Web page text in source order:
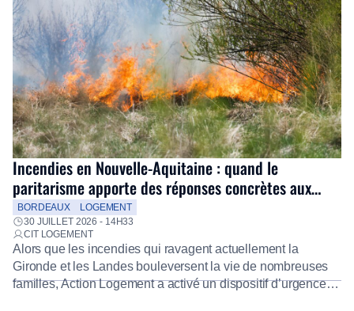
Incendies en Nouvelle-Aquitaine : quand le
paritarisme apporte des réponses concrètes aux
salariés
BORDEAUX
LOGEMENT
30 JUILLET 2026 - 14H33
CIT LOGEMENT
Alors que les incendies qui ravagent actuellement la
Gironde et les Landes bouleversent la vie de nombreuses
familles, Action Logement a activé un dispositif d’urgence